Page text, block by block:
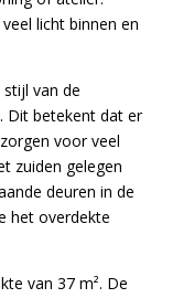
licht binnen en
van de
Dit betekent dat er
voor veel
zuiden gelegen
deuren in de
het overdekte
van 37 m². De